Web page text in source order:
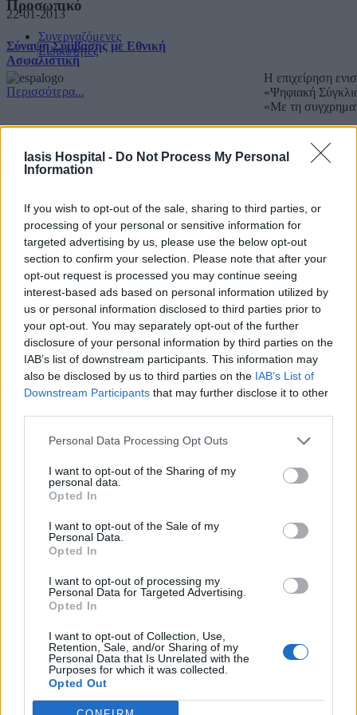
Iasis Hospital - Do Not Process My Personal
Information
If you wish to opt-out of the sale, sharing to third parties, or
processing of your personal or sensitive information for
targeted advertising by us, please use the below opt-out
section to confirm your selection. Please note that after your
opt-out request is processed you may continue seeing
interest-based ads based on personal information utilized by
us or personal information disclosed to third parties prior to
your opt-out. You may separately opt-out of the further
disclosure of your personal information by third parties on the
IAB’s list of downstream participants. This information may
also be disclosed by us to third parties on the IAB’s List of
Downstream Participants that may further disclose it to other
Personal Data Processing Opt Outs
I want to opt-out of the Sharing of my
personal data.
Opted In
I want to opt-out of the Sale of my
Personal Data.
Opted In
I want to opt-out of processing my
Personal Data for Targeted Advertising.
Opted In
I want to opt-out of Collection, Use,
Retention, Sale, and/or Sharing of my
Personal Data that Is Unrelated with the
Purposes for which it was collected.
Opted Out
22-01-2013
Σύναψη Σύμβασης με Εθνική
Ασφαλιστική
Περισσότερα...
Προσωπικό
Συνεργαζόμενες
Ειδικότητες
Η επιχείρηση
«Ψηφιακή
«Με τη